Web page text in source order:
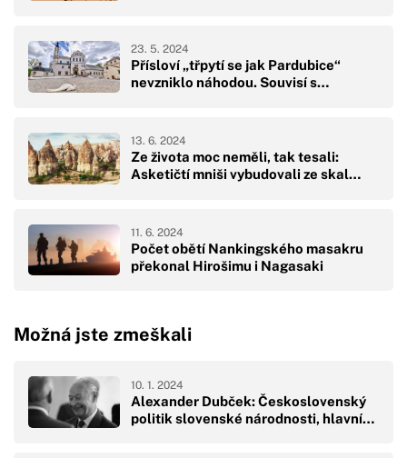
Přísloví „třpytí se jak Pardubice“
nevzniklo náhodou. Souvisí s…
23. 5. 2024
Ze života moc neměli, tak tesali:
Asketičtí mniši vybudovali ze skal…
13. 6. 2024
Počet obětí Nankingského masakru
překonal Hirošimu i Nagasaki
11. 6. 2024
Možná jste zmeškali
Alexander Dubček: Československý
politik slovenské národnosti, hlavní…
10. 1. 2024